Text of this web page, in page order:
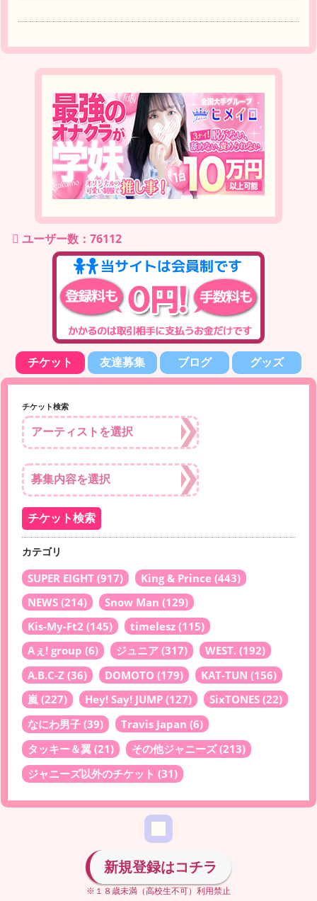
ユーザー数：76112
チケット 友達募集 ブログ グッズ
チケット検索
カテゴリ
SUPER EIGHT (917) King & Prince (443)
NEWS (214) Snow Man (129)
Kis-My-Ft2 (145) timelesz (115)
Aぇ! group (6) ジュニア (317) WEST. (192)
A.B.C-Z (36) DOMOTO (179) KAT-TUN (156)
嵐 (227) Hey! Say! JUMP (127) SixTONES (22)
なにわ男子 (39) Travis Japan (6)
タッキー＆翼 (21) その他ジャニーズ(213)
ジャニーズ以外のチケット (31)
新規登録はコチラ
※１８歳未満（高校生不可）利用禁止